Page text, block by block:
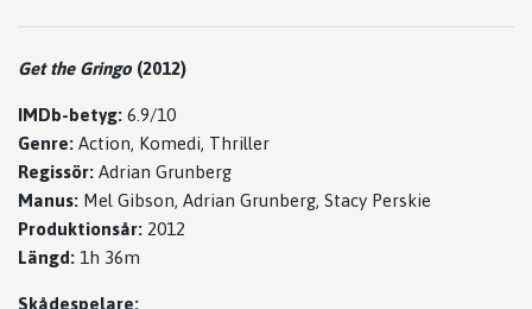
Get the Gringo (2012)
IMDb-betyg: 6.9/10
Genre: Action, Komedi, Thriller
Regissör: Adrian Grunberg
Manus: Mel Gibson, Adrian Grunberg, Stacy Perskie
Produktionsår: 2012
Längd: 1h 36m
Skådespelare: